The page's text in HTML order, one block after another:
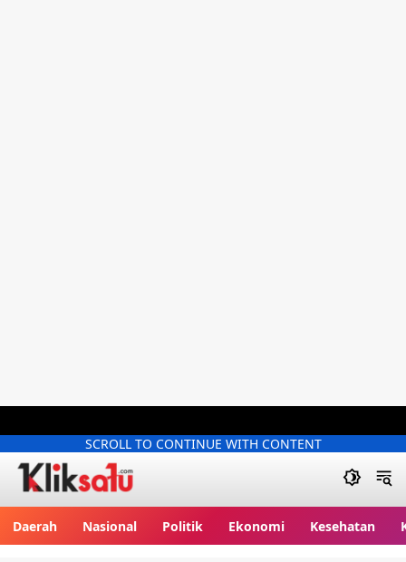
SCROLL TO CONTINUE WITH CONTENT
Daerah Nasional Politik Ekonomi Kesehatan